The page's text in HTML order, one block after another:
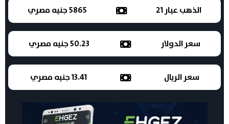
الذهب عيار 21 5865 جنيه مصري
سعر الدولار 50.23 جنيه مصري
سعر الريال 13.41 جنيه مصري